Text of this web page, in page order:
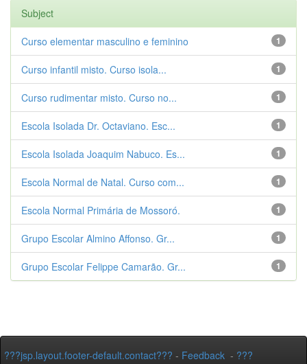
Subject
1
Curso elementar masculino e feminino
1
Curso infantil misto. Curso isola...
1
Curso rudimentar misto. Curso no...
1
Escola Isolada Dr. Octaviano. Esc...
1
Escola Isolada Joaquim Nabuco. Es...
1
Escola Normal de Natal. Curso com...
1
Escola Normal Primária de Mossoró.
1
Grupo Escolar Almino Affonso. Gr...
1
Grupo Escolar Felippe Camarão. Gr...
???jsp.layout.footer-default.contact??? - Feedback - ???